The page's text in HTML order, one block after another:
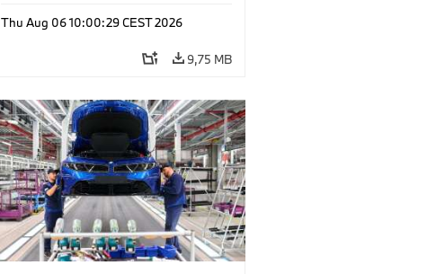
Thu Aug 06 10:00:29 CEST 2026
9,75 MB